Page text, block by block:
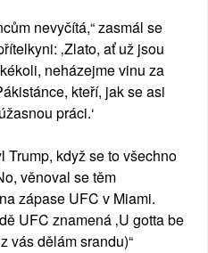
nevyčítá,“ zasmál se
‚Zlato, ať už jsou
neházejme vinu za
kteří, jak se asi
práci.‘
Trump, když se to všechno
věnoval se těm
zápase UFC v Miami.
UFC znamená ‚U gotta be
vás dělám srandu)“